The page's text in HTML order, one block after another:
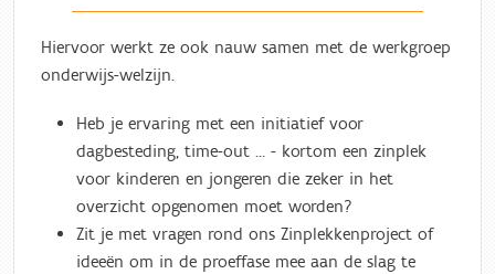
Hiervoor werkt ze ook nauw samen met de werkgroep
onderwijs-welzijn.
Heb je ervaring met een initiatief voor
dagbesteding, time-out … - kortom een zinplek
voor kinderen en jongeren die zeker in het
overzicht opgenomen moet worden?
Zit je met vragen rond ons Zinplekkenproject of
ideeën om in de proeffase mee aan de slag te